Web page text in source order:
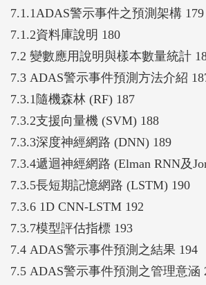
7.1.1ADAS警示事件之預測架構 179
7.1.2資料庫說明 180
7.2 變數應用說明與樣本數量統計
7.3 ADAS警示事件預測方法介紹
7.3.1隨機森林 (RF) 187
7.3.2支援向量機 (SVM) 188
7.3.3深度神經網路 (DNN) 189
7.3.4遞迴神經網路 (Elman RNN及
7.3.5長短期記憶網路 (LSTM) 190
7.3.6 1D CNN-LSTM 192
7.3.7模型評估指標 193
7.4 ADAS警示事件預測之結果 194
7.5 ADAS警示事件預測之管理意涵